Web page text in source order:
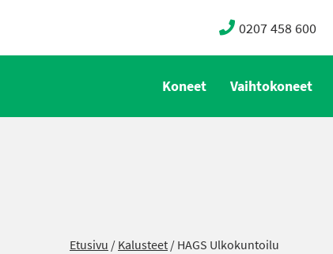
0207 458 600
Koneet Vaihtokoneet
Etusivu /Kalusteet/HAGS Ulkokuntoilu